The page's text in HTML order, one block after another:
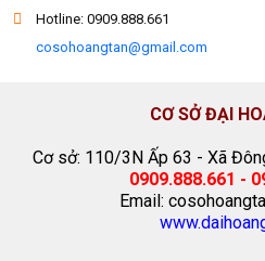
Hotline: 0909.888.661
cosohoangtan@gmail.com
CƠ SỞ ĐẠI
Cơ sở: 110/3N Ấp 63 - Xã
0909.888.661 -
Email: